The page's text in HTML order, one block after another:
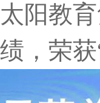
太阳教
绩，荣